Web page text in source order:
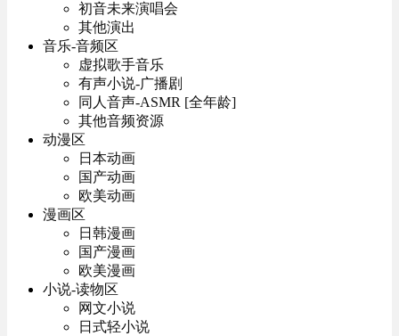
初音未来演唱会
其他演出
音乐-音频区
虚拟歌手音乐
有声小说-广播剧
同人音声-ASMR [全年龄]
其他音频资源
动漫区
日本动画
国产动画
欧美动画
漫画区
日韩漫画
国产漫画
欧美漫画
小说-读物区
网文小说
日式轻小说